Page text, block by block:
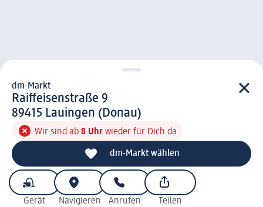
d m-Markt
dm-Markt
Raiffeisenstraße 9
8 9 4 1 5
89415 Lauingen (Donau)
Wir sind ab 8 Uhr wieder für Dich da
dm-Markt wählen
Gerät
Navigieren Anrufen Teilen